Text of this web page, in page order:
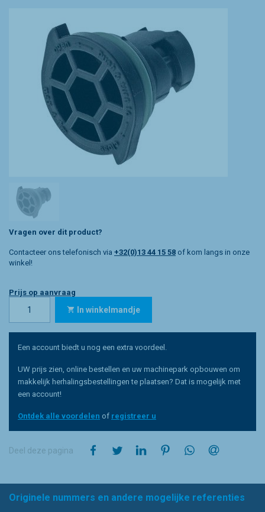
Vragen over dit product?
Contacteer ons telefonisch via +32(0)13 44 15 58 of kom langs in onze
winkel!
Prijs op aanvraag
In winkelmandje
Een account biedt u nog een extra voordeel.
UW prijs zien, online bestellen en uw machinepark opbouwen om
makkelijk herhalingsbestellingen te plaatsen? Dat is mogelijk met
een account!
Ontdek alle voordelen of registreer u
Deel deze pagina op Facebookop Twitterop LinkedInop Pinterestop WhatsApp
Originele nummers en andere mogelijke referenties